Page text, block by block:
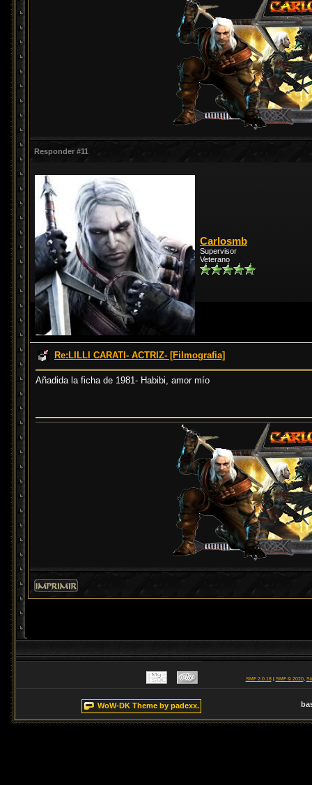
Responder #11
Carlosmb
Supervisor
Veterano
Re:LILLI CARATI- ACTRIZ- [Filmografia]
Añadida la ficha de 1981- Habibi, amor mío
SMF 2.0.18| SMF © 2020,
WoW-DK Theme by padexx.